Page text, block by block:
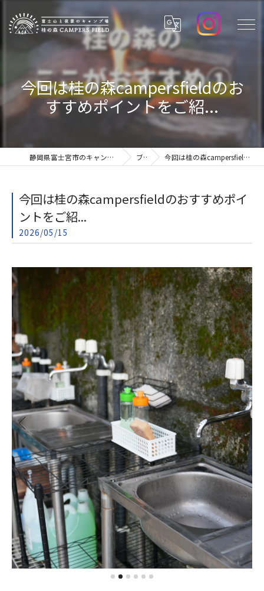
今回は桂の森campersfieldのお
すすめポイントをご紹...
静岡県富士宮市のキャンプ場なら桂の森CAMPERSFIELD ブログ 今回は桂の森campersfieldのおすすめポイントをご紹...
今回は桂の森campersfieldのおすすめポイ
ントをご紹...
2026/05/15